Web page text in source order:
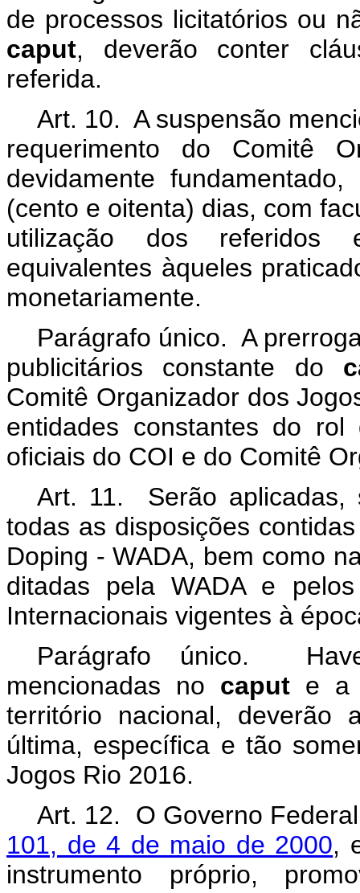
de processos licitatórios ou
caput, deverão conter
referida.
Art. 10. A suspensão
requerimento do Comitê
devidamente
(cento e oitenta) dias, com
utilização dos referidos
equivalentes àqueles
monetariamente.
Parágrafo único. A
publicitários constante do
Comitê Organizador dos
entidades constantes do rol
oficiais do COI e do Comitê
Art. 11. Serão aplicadas,
todas as disposições
Doping - WADA, bem como
ditadas pela WADA e
Internacionais vigentes à
Parágrafo único.
mencionadas no caput e a
território nacional, deverão
última, específica e tão
Jogos Rio 2016.
Art. 12. O Governo
101, de 4 de maio de 2000,
instrumento próprio,